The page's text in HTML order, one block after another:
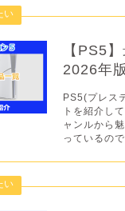
【PS5
2026年
PS5(プレス
トを紹介し
ャンルから
っているの